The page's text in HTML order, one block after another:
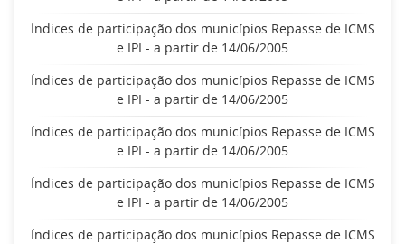
Índices de participação dos municípios Repasse de ICMS
e IPI - a partir de 14/06/2005
Índices de participação dos municípios Repasse de ICMS
e IPI - a partir de 14/06/2005
Índices de participação dos municípios Repasse de ICMS
e IPI - a partir de 14/06/2005
Índices de participação dos municípios Repasse de ICMS
e IPI - a partir de 14/06/2005
Índices de participação dos municípios Repasse de ICMS